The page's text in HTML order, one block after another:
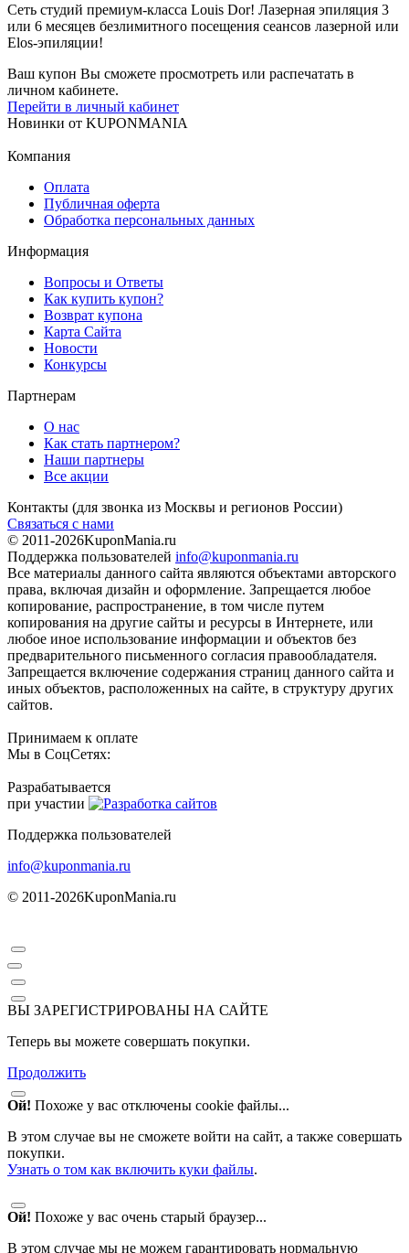
Сеть студий премиум-класса Louis Dor! Лазерная эпиляция 3
или 6 месяцев безлимитного посещения сеансов лазерной или
Elos-эпиляции!
Ваш купон Вы сможете просмотреть или распечатать в
личном кабинете.
Перейти в личный кабинет
Новинки от KUPONMANIA
Компания
Оплата
Публичная оферта
Обработка персональных данных
Информация
Вопросы и Ответы
Как купить купон?
Возврат купона
Карта Сайта
Новости
Конкурсы
Партнерам
О нас
Как стать партнером?
Наши партнеры
Все акции
Контакты (для звонка из Москвы и регионов России)
Связаться с нами
© 2011-2026KuponMania.ru
Поддержка пользователей info@kuponmania.ru
Все материалы данного сайта являются объектами авторского
права, включая дизайн и оформление. Запрещается любое
копирование, распространение, в том числе путем
копирования на другие сайты и ресурсы в Интернете, или
любое иное использование информации и объектов без
предварительного письменного согласия правообладателя.
Запрещается включение содержания страниц данного сайта и
иных объектов, расположенных на сайте, в структуру других
сайтов.
Принимаем к оплате
Мы в СоцСетях:
Разрабатывается
при участии
Поддержка пользователей
info@kuponmania.ru
© 2011-2026KuponMania.ru
ВЫ ЗАРЕГИСТРИРОВАНЫ НА САЙТЕ
Теперь вы можете совершать покупки.
Продолжить
Ой! Похоже у вас отключены cookie файлы...
В этом случае вы не сможете войти на сайт, а также совершать
покупки.
Узнать о том как включить куки файлы.
Ой! Похоже у вас очень старый браузер...
В этом случае мы не можем гарантировать нормальную